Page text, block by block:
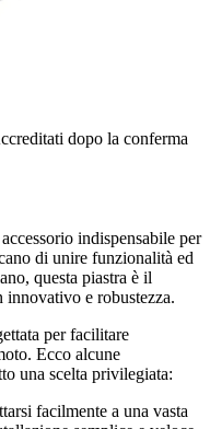
dopo la conferma
indispensabile per
di unire funzionalità ed
questa piastra è il
innovativo e robustezza.
per facilitare
Ecco alcune
una scelta privilegiata:
facilmente a una vasta